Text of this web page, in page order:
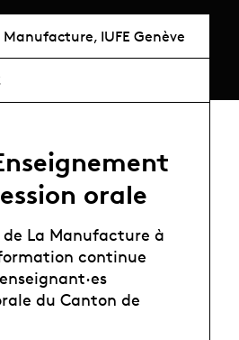
Manufacture, IUFE Genève
orale
La Manufacture à
continue
du Canton de